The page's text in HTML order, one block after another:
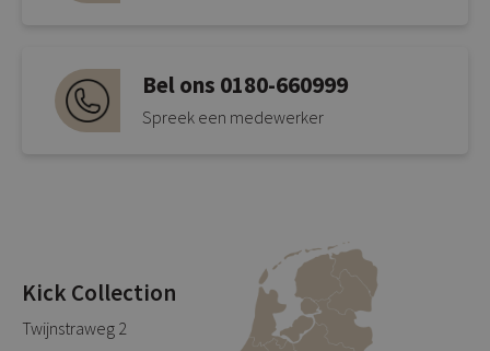
Bel ons 0180-660999
Spreek een medewerker
Kick Collection
Twijnstraweg 2